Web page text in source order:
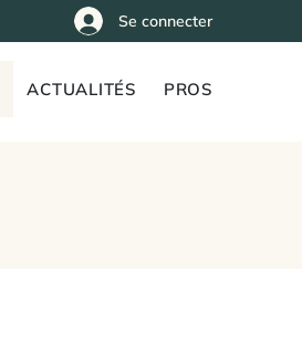
Se connecter
ACTUALITÉS PROS